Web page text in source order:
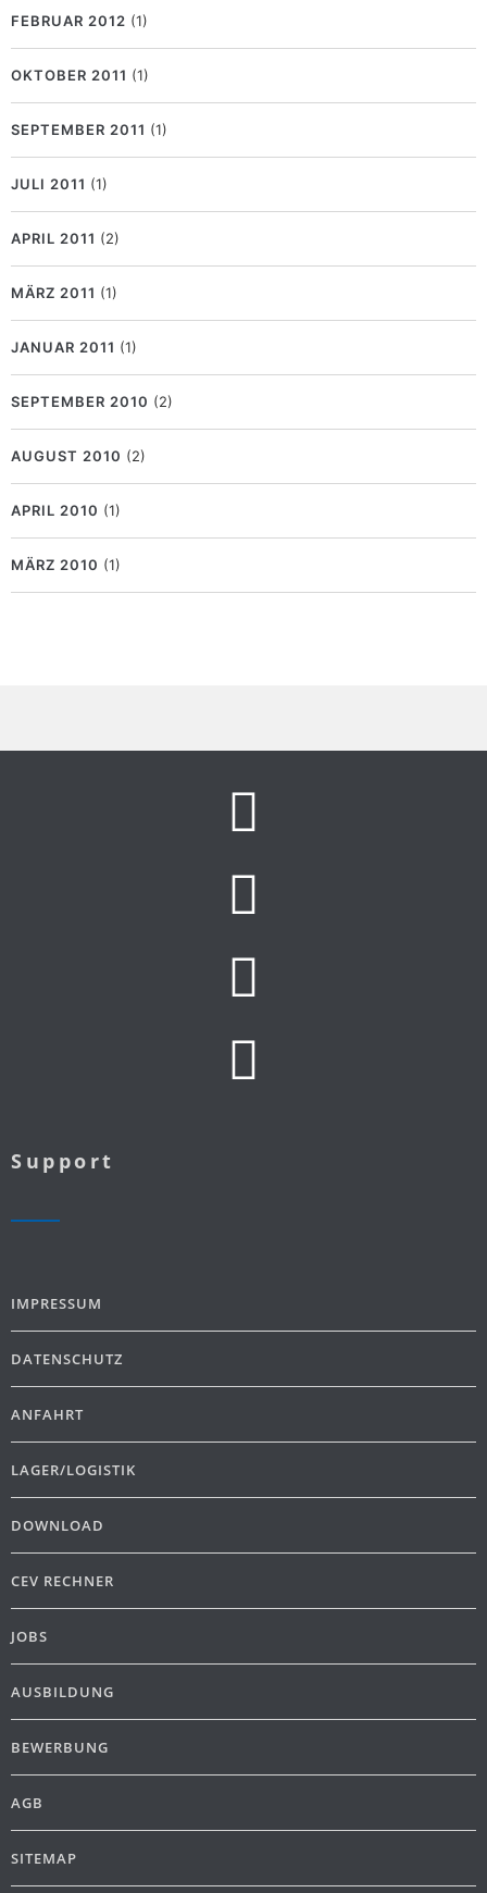
FEBRUAR 2012 (1)
OKTOBER 2011 (1)
SEPTEMBER 2011 (1)
JULI 2011 (1)
APRIL 2011 (2)
MÄRZ 2011 (1)
JANUAR 2011 (1)
SEPTEMBER 2010 (2)
AUGUST 2010 (2)
APRIL 2010 (1)
MÄRZ 2010 (1)
Support
IMPRESSUM
DATENSCHUTZ
ANFAHRT
LAGER/LOGISTIK
DOWNLOAD
CEV RECHNER
JOBS
AUSBILDUNG
BEWERBUNG
AGB
SITEMAP